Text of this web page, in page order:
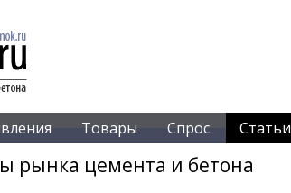
Товары Спрос Статьи
рынка цемента и бетона